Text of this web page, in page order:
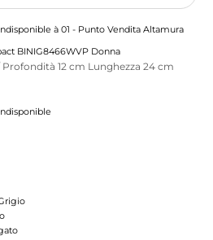
à 01 - Punto Vendita Altamura
BINIG8466WVP Donna
12 cm Lunghezza 24 cm